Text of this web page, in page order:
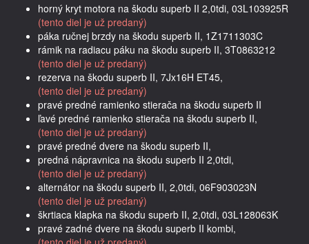
horný kryt motora na škodu superb II 2,0tdi, 03L103925R
(tento diel je už predaný)
páka ručnej brzdy na škodu superb II, 1Z1711303C
rámik na radiacu páku na škodu superb II, 3T0863212
(tento diel je už predaný)
rezerva na škodu superb II, 7Jx16H ET45,
(tento diel je už predaný)
pravé predné ramienko stierača na škodu superb II
ľavé predné ramienko stierača na škodu superb II,
(tento diel je už predaný)
pravé predné dvere na škodu superb II,
predná nápravnica na škodu superb II 2,0tdi,
(tento diel je už predaný)
alternátor na škodu superb II, 2,0tdi, 06F903023N
(tento diel je už predaný)
škrtiaca klapka na škodu superb II, 2,0tdi, 03L128063K
pravé zadné dvere na škodu superb II kombi,